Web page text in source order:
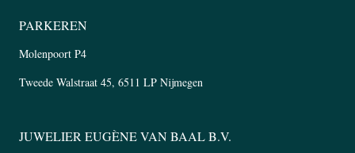
PARKEREN
Molenpoort P4
Tweede Walstraat 45, 6511 LP Nijmegen
JUWELIER EUGÈNE VAN BAAL B.V.